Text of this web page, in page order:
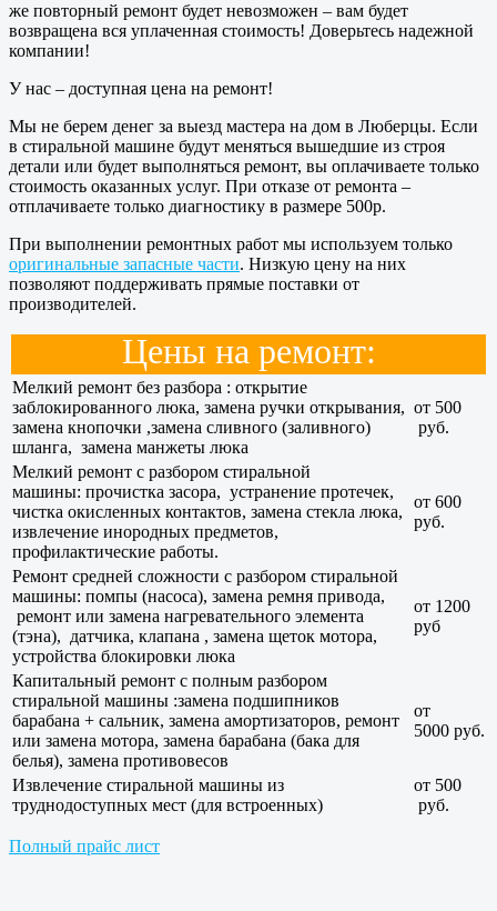
же повторный ремонт будет невозможен – вам будет
возвращена вся уплаченная стоимость! Доверьтесь надежной
компании!
У нас – доступная цена на ремонт!
Мы не берем денег за выезд мастера на дом в Люберцы. Если
в стиральной машине будут меняться вышедшие из строя
детали или будет выполняться ремонт, вы оплачиваете только
стоимость оказанных услуг. При отказе от ремонта –
отплачиваете только диагностику в размере 500р.
При выполнении ремонтных работ мы используем только
оригинальные запасные части. Низкую цену на них
позволяют поддерживать прямые поставки от
производителей.
Цены на ремонт:
Мелкий ремонт без разбора : открытие
заблокированного люка, замена ручки открывания,
замена кнопочки ,замена сливного (заливного)
шланга, замена манжеты люка
от 500
руб.
Мелкий ремонт с разбором стиральной
машины: прочистка засора, устранение протечек,
чистка окисленных контактов, замена стекла люка,
извлечение инородных предметов,
профилактические работы.
от 600
руб.
Ремонт средней сложности с разбором стиральной
машины: помпы (насоса), замена ремня привода,
ремонт или замена нагревательного элемента
(тэна), датчика, клапана , замена щеток мотора,
устройства блокировки люка
от 1200
руб
Капитальный ремонт с полным разбором
стиральной машины :замена подшипников
барабана + сальник, замена амортизаторов, ремонт
или замена мотора, замена барабана (бака для
белья), замена противовесов
от
5000 руб.
Извлечение стиральной машины из
труднодоступных мест (для встроенных)
от 500
руб.
Полный прайс лист